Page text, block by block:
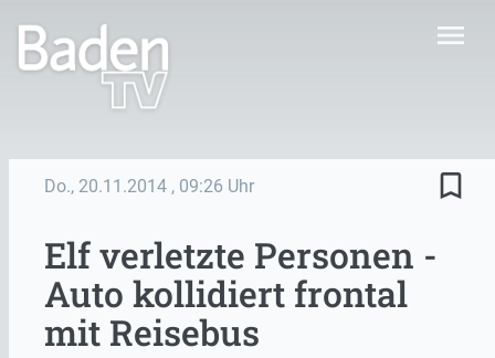
menu
Do., 20.11.2014 , 09:26 Uhr bookmark_border
Elf verletzte Personen -
Auto kollidiert frontal
mit Reisebus